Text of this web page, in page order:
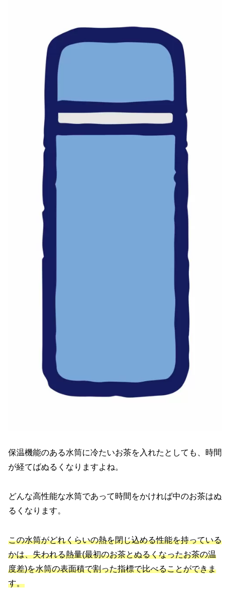
保温機能のある水筒に冷たいお茶を入れたとしても、時間
が経てばぬるくなりますよね。
どんな高性能な水筒であって時間をかければ中のお茶はぬ
るくなります。
この水筒がどれくらいの熱を閉じ込める性能を持っている
かは、失われる熱量(最初のお茶とぬるくなったお茶の温
度差)を水筒の表面積で割った指標で比べることができま
す。